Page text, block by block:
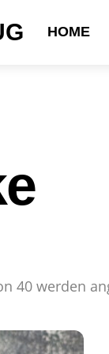
HOME
40 werden